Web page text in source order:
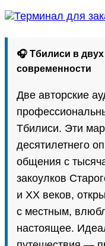
🎧 Тбилиси в
современности
Две авторские
Тбилиси. Эти
десятилетнего
общения с
закоулков
и XX веков,
с местным,
настоящее.